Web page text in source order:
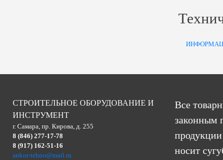
СТРОИТЕЛЬНОЕ ОБОРУДОВАНИЕ И
ИНСТРУМЕНТ
г. Самара, пр. Кирова, д. 255
8 (846) 277-17-78
8 (917) 162-51-16
ankor-tehno@mail.ru
Все
законным
носит